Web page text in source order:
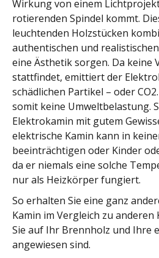
Wirkung von einem
rotierenden Spindel kommt.
leuchtenden Holzstücken
authentischen und
eine Ästhetik sorgen. Da keine
stattfindet, emittiert der
schädlichen Partikel – oder
somit keine Umweltbelastung.
Elektrokamin mit gutem
elektrische Kamin kann in
beeinträchtigen oder Kinder
da er niemals eine solche
nur als Heizkörper fungiert.
So erhalten Sie eine ganz
Kamin im Vergleich zu anderen
Sie auf Ihr Brennholz und Ihre
angewiesen sind.